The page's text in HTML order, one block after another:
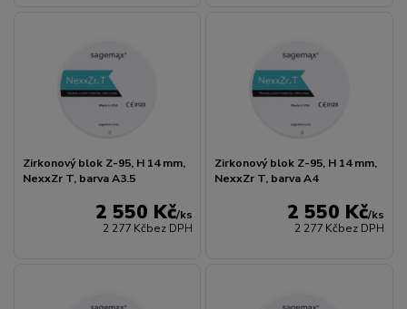
Zirkonový blok Z-95, H 14 mm,
NexxZr T, barva A3.5
2 550 Kč/ks
2 277 Kčbez DPH
Zirkonový blok Z-95, H 14 mm,
NexxZr T, barva A4
2 550 Kč/ks
2 277 Kčbez DPH